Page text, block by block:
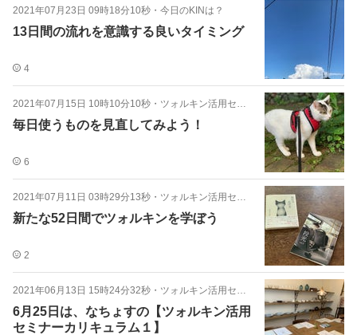
2021年07月23日 09時18分10秒 ・ 今日のKINは？
13日間の流れを意識する良いタイミング
4
2021年07月15日 10時10分10秒 ・ ツォルキン活用セミナー
毎日使うものを見直してみよう！
6
2021年07月11日 03時29分13秒 ・ ツォルキン活用セミナー
新たな52日間でツォルキンを学ぼう
2
2021年06月13日 15時24分32秒 ・ ツォルキン活用セミナー
6月25日は、なちょすの【ツォルキン活用
セミナーカリキュラム１】